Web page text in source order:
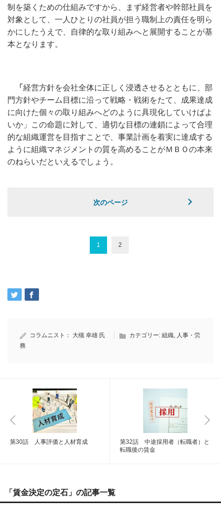
制を築くための仕組みですから、まず経営者や幹部社員を
対象として、一人ひとりの社員が担う職制上の責任を明ら
かにしたうえで、自律的な取り組みへと展開することが基
本となります。
「 経営方針を会社全体に正しく浸透させるとともに、部
門方針やチーム目標に沿って戦略・戦術をたて、成果達成
に向けた個々の取り組みへどのように具現化していけばよ
いか」この命題に対して、適切な目標の連鎖によって合理
的な組織運営を目指すことで、事業計画を着実に達成する
ように組織マネジメントの質を高めることがＭＢＯの本来
のねらいだといえるでしょう。
次のページ
1 2
コラムニスト： 大槻 幸雄 氏 カテゴリー: 組織, 人事・労
務
第30話 人事評価と人材育成
第32話 中途採用者（転職者）と
転職後の賃金
「賃金決定の定石」の記事一覧